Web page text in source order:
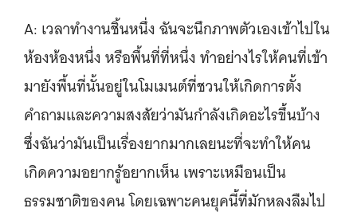
A: เวลาทำงานชิ้นหนึ่ง ฉันจะนึกภาพตัวเองเข้าไปใน
ห้องห้องหนึ่ง หรือพื้นที่ที่หนึ่ง ทำอย่างไรให้คนที่เข้า
มายังพื้นที่นั้นอยู่ในโมเมนต์ที่ชวนให้เกิดการตั้ง
คำถามและความสงสัยว่ามันกำลังเกิดอะไรขึ้นบ้าง
ซึ่งฉันว่ามันเป็นเรื่องยากมากเลยนะที่จะทำให้คน
เกิดความอยากรู้อยากเห็น เพราะเหมือนเป็น
ธรรมชาติของคน โดยเฉพาะคนยุคนี้ที่มักหลงลืมไป